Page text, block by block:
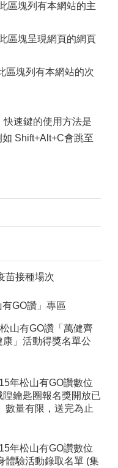
區塊列有本網站的主
區塊呈現網頁的網頁
區塊列有本網站的次
速鍵的使用方法是
Shift+Alt+C會跳至
苗接種場次
GO讚」專區
山有GO讚「萬健齊
」活動得獎名單公
年松山有GO讚數位
鑰匙圈報名獎開放已
數量有限，送完為止
年松山有GO讚數位
體驗活動錄取名單 (集